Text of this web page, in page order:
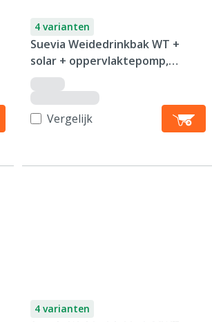
4 varianten
Suevia Weidedrinkbak WT +
solar + oppervlaktepomp,
mobiele wagen
Vergelijk
4 varianten